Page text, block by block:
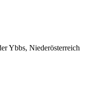
Ybbs, Niederösterreich